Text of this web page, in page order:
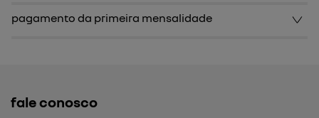
pagamento da primeira mensalidade
fale conosco